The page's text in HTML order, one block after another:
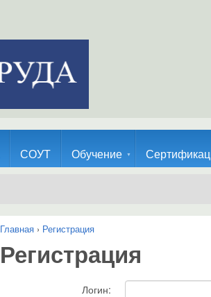
СОУТ Обучение
Главная › Регистрация
Регистрация
Логин: